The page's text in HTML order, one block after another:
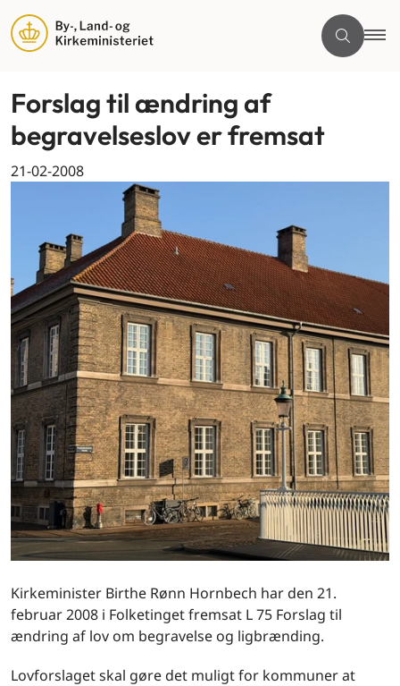
Forslag til ændring af
begravelseslov er fremsat
21-02-2008
Kirkeminister Birthe Rønn Hornbech har den 21.
februar 2008 i Folketinget fremsat L 75 Forslag til
ændring af lov om begravelse og ligbrænding.
Lovforslaget skal gøre det muligt for kommuner at